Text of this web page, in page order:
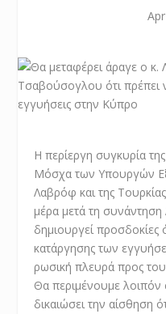
Η περίεργη συγκυρία
Μόσχα των Υπουργών
Λαβρόφ και της
μέρα μετά τη
δημιουργεί προσδοκίες
κατάργησης των
ρωσική πλευρά προς
Θα περιμένουμε
δικαιώσει την αίσθηση